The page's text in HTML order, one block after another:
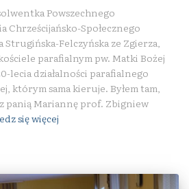
Powszechnego
Chrześcijańsko-Społecznego
Strugińska-Felczyńska ze Zgierza,
parafialnym pw. Matki Bożej
lecia działalności parafialnego
którym sama kieruje. Byłem tam,
panią Mariannę prof. Zbigniew
się więcej